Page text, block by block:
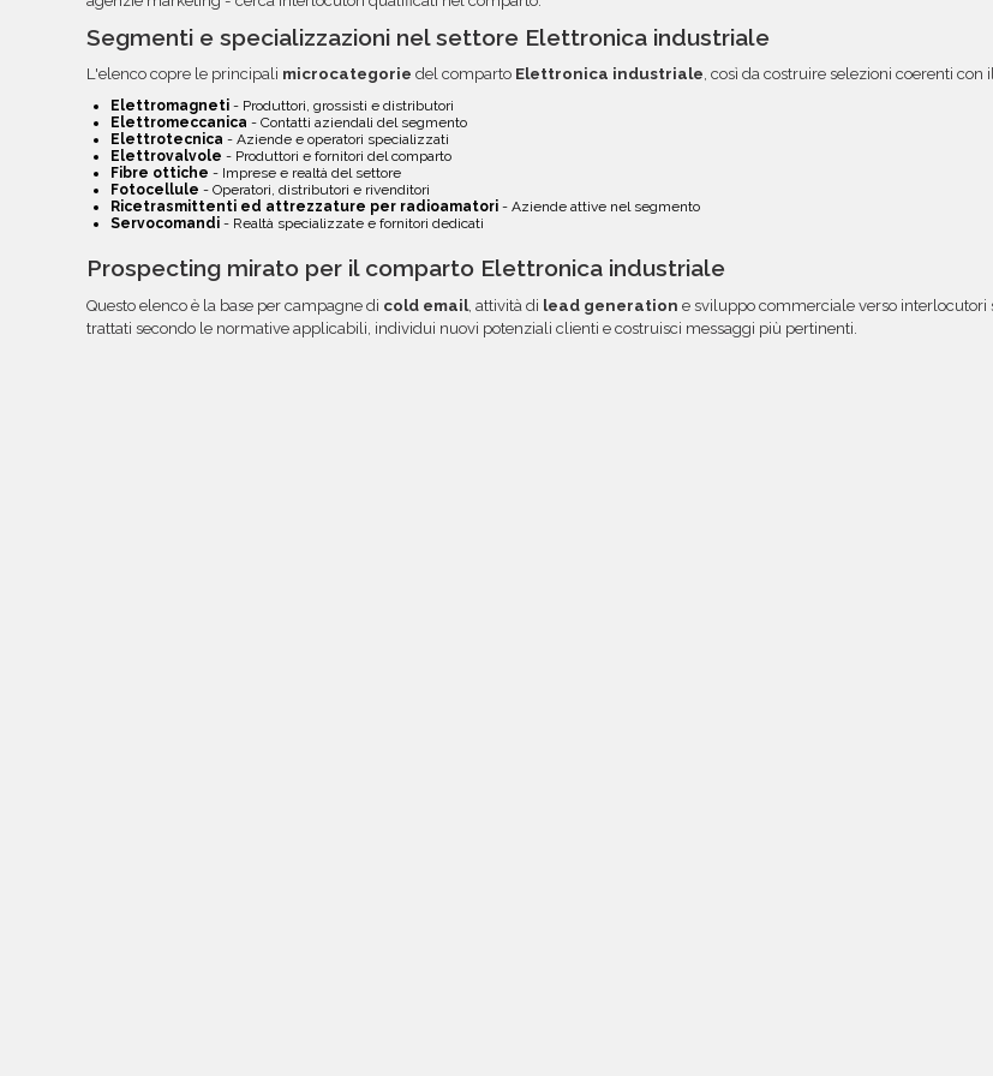
Segmenti e specializzazioni nel settore Elettronica industriale
L'elenco copre le principali microcategorie del comparto Elettronica industriale, così da costruire selezioni coerenti
Elettromagneti - Produttori, grossisti e distributori
Elettromeccanica - Contatti aziendali del segmento
Elettrotecnica - Aziende e operatori specializzati
Elettrovalvole - Produttori e fornitori del comparto
Fibre ottiche - Imprese e realtà del settore
Fotocellule - Operatori, distributori e rivenditori
Ricetrasmittenti ed attrezzature per radioamatori - Aziende attive nel segmento
Servocomandi - Realtà specializzate e fornitori dedicati
Prospecting mirato per il comparto Elettronica industriale
Questo elenco è la base per campagne di cold email, attività di lead generation e sviluppo commerciale verso interlocutori
trattati secondo le normative applicabili, individui nuovi potenziali clienti e costruisci messaggi più pertinenti.